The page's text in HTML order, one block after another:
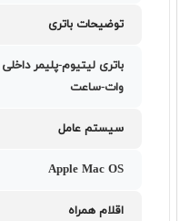
توضیحات باتری
وات-ساعت
سیستم عامل
Apple Mac OS
اقلام همراه